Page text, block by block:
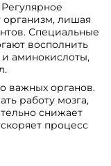
организм, лишая
Специальные
восполнить
аминокислоты,
важных органов.
работу мозга,
снижает
процесс